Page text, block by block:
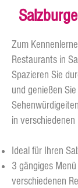
Zum
Restaurants in
Spazieren Sie
und genießen
in
Ideal für Ihren
3 gängiges
verschiedenen